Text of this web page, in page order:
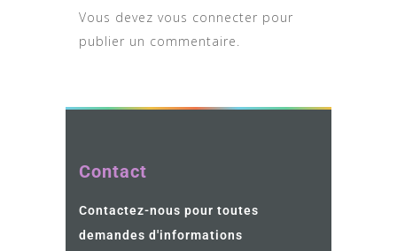
Vous devez vous connecter pour
publier un commentaire.
Contact
Contactez-nous pour toutes
demandes d'informations